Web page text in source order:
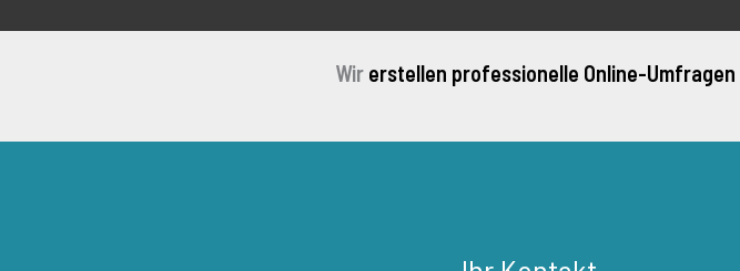
Wir erstellen professionelle Online-Umfragen